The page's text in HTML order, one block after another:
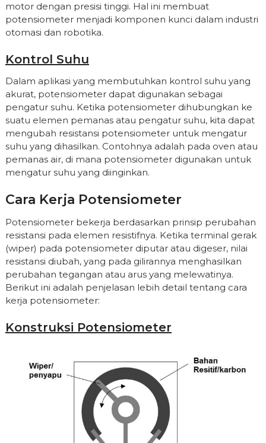
motor dengan presisi tinggi. Hal ini membuat
potensiometer menjadi komponen kunci dalam industri
otomasi dan robotika.
Kontrol Suhu
Dalam aplikasi yang membutuhkan kontrol suhu yang
akurat, potensiometer dapat digunakan sebagai
pengatur suhu. Ketika potensiometer dihubungkan ke
suatu elemen pemanas atau pengatur suhu, kita dapat
mengubah resistansi potensiometer untuk mengatur
suhu yang dihasilkan. Contohnya adalah pada oven atau
pemanas air, di mana potensiometer digunakan untuk
mengatur suhu yang diinginkan.
Cara Kerja Potensiometer
Potensiometer bekerja berdasarkan prinsip perubahan
resistansi pada elemen resistifnya. Ketika terminal gerak
(wiper) pada potensiometer diputar atau digeser, nilai
resistansi diubah, yang pada gilirannya menghasilkan
perubahan tegangan atau arus yang melewatinya.
Berikut ini adalah penjelasan lebih detail tentang cara
kerja potensiometer:
Konstruksi Potensiometer